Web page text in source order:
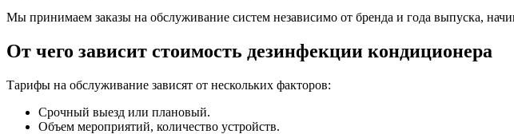
Мы принимаем заказы на обслуживание систем независимо от бренда и года выпуска,
От чего зависит стоимость дезинфекции кондиционера
Тарифы на обслуживание зависят от нескольких факторов:
Срочный выезд или плановый.
Объем мероприятий, количество устройств.